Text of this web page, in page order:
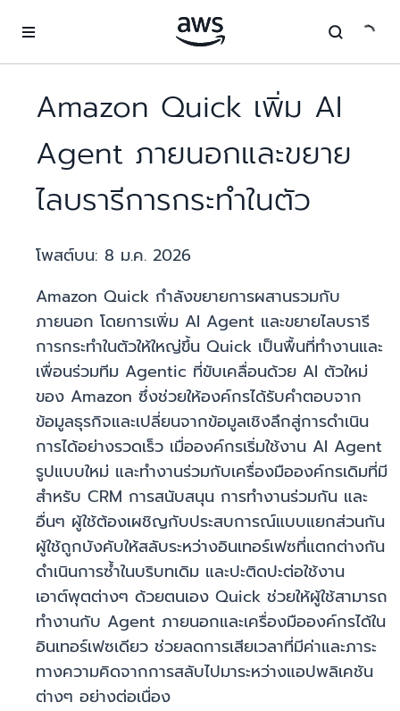
Amazon Quick เพิ่ม AI
Agent ภายนอกและขยาย
ไลบรารีการกระทำในตัว
โพสต์บน: 8 ม.ค. 2026
Amazon Quick กำลังขยายการผสานรวมกับ
ภายนอก โดยการเพิ่ม AI Agent และขยายไลบรารี
การกระทำในตัวให้ใหญ่ขึ้น Quick เป็นพื้นที่ทำงานและ
เพื่อนร่วมทีม Agentic ที่ขับเคลื่อนด้วย AI ตัวใหม่
ของ Amazon ซึ่งช่วยให้องค์กรได้รับคำตอบจาก
ข้อมูลธุรกิจและเปลี่ยนจากข้อมูลเชิงลึกสู่การดำเนิน
การได้อย่างรวดเร็ว เมื่อองค์กรเริ่มใช้งาน AI Agent
รูปแบบใหม่ และทำงานร่วมกับเครื่องมือองค์กรเดิมที่มี
สำหรับ CRM การสนับสนุน การทำงานร่วมกัน และ
อื่นๆ ผู้ใช้ต้องเผชิญกับประสบการณ์แบบแยกส่วนกัน
ผู้ใช้ถูกบังคับให้สลับระหว่างอินเทอร์เฟซที่แตกต่างกัน
ดำเนินการซ้ำในบริบทเดิม และปะติดปะต่อใช้งาน
เอาต์พุตต่างๆ ด้วยตนเอง Quick ช่วยให้ผู้ใช้สามารถ
ทำงานกับ Agent ภายนอกและเครื่องมือองค์กรได้ใน
อินเทอร์เฟซเดียว ช่วยลดการเสียเวลาที่มีค่าและภาระ
ทางความคิดจากการสลับไปมาระหว่างแอปพลิเคชัน
ต่างๆ อย่างต่อเนื่อง